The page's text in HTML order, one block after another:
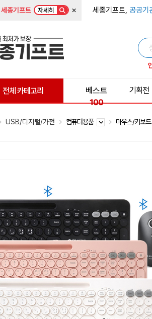
세종기프트 자세히 × 세종기프트, 공공기
전체 카테고리
베스트
100
기획전
USB/디지털/가전 컴퓨터용품 마우스/키보